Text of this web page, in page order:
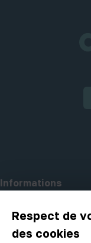
Respect de
des cookies
Informations
A propos d'Atelier